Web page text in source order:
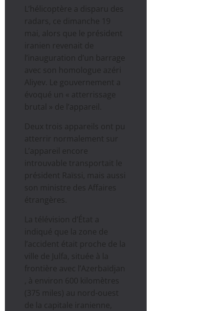
L’hélicoptère a disparu des
radars, ce dimanche 19
mai, alors que le président
iranien revenait de
l’inauguration d’un barrage
avec son homologue azéri
Aliyev. Le gouvernement a
évoqué un « atterrissage
brutal » de l’appareil.
Deux trois appareils ont pu
atterrir normalement sur
L’appareil encore
introuvable transportait le
président Raïssi, mais aussi
son ministre des Affaires
étrangères.
La télévision d’État a
indiqué que la zone de
l’accident était proche de la
ville de Julfa, située à la
frontière avec l’Azerbaïdjan
, à environ 600 kilomètres
(375 miles) au nord-ouest
de la capitale iranienne,